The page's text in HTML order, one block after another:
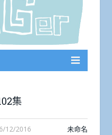
集
12/2016 未命名